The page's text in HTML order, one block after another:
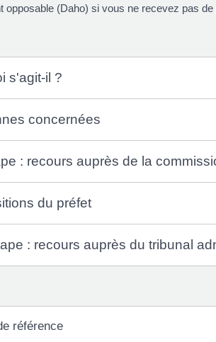
opposable (Daho) si vous ne recevez pas
s'agit-il ?
concernées
: recours auprès de la
du préfet
: recours auprès du tribunal
référence